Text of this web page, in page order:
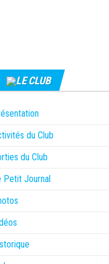
LE CLUB
du Club
du Club
Petit Journal